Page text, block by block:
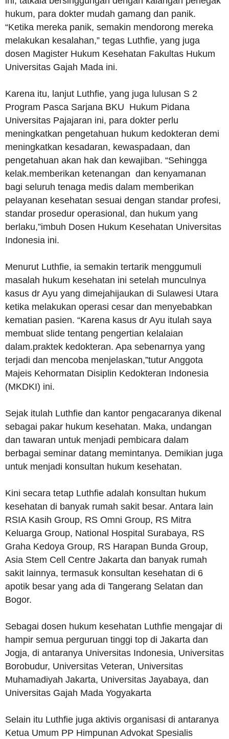
hukum, para dokter mudah gamang dan panik.
“Ketika mereka panik, semakin mendorong mereka
melakukan kesalahan,” tegas Luthfie, yang juga
dosen Magister Hukum Kesehatan Fakultas Hukum
Universitas Gajah Mada ini.
Karena itu, lanjut Luthfie, yang juga lulusan S 2
Program Pasca Sarjana BKU Hukum Pidana
Universitas Pajajaran ini, para dokter perlu
meningkatkan pengetahuan hukum kedokteran demi
meningkatkan kesadaran, kewaspadaan, dan
pengetahuan akan hak dan kewajiban. “Sehingga
kelak.memberikan ketenangan dan kenyamanan
bagi seluruh tenaga medis dalam memberikan
pelayanan kesehatan sesuai dengan standar profesi,
standar prosedur operasional, dan hukum yang
berlaku,”imbuh Dosen Hukum Kesehatan Universitas
Indonesia ini.
Menurut Luthfie, ia semakin tertarik menggumuli
masalah hukum kesehatan ini setelah munculnya
kasus dr Ayu yang dimejahijaukan di Sulawesi Utara
ketika melakukan operasi cesar dan menyebabkan
kematian pasien. “Karena kasus dr Ayu itulah saya
membuat slide tentang pengertian kelalaian
dalam.praktek kedokteran. Apa sebenarnya yang
terjadi dan mencoba menjelaskan,”tutur Anggota
Majeis Kehormatan Disiplin Kedokteran Indonesia
(MKDKI) ini.
Sejak itulah Luthfie dan kantor pengacaranya dikenal
sebagai pakar hukum kesehatan. Maka, undangan
dan tawaran untuk menjadi pembicara dalam
berbagai seminar datang memintanya. Demikian juga
untuk menjadi konsultan hukum kesehatan.
Kini secara tetap Luthfie adalah konsultan hukum
kesehatan di banyak rumah sakit besar. Antara lain
RSIA Kasih Group, RS Omni Group, RS Mitra
Keluarga Group, National Hospital Surabaya, RS
Graha Kedoya Group, RS Harapan Bunda Group,
Asia Stem Cell Centre Jakarta dan banyak rumah
sakit lainnya, termasuk konsultan kesehatan di 6
apotik besar yang ada di Tangerang Selatan dan
Bogor.
Sebagai dosen hukum kesehatan Luthfie mengajar di
hampir semua perguruan tinggi top di Jakarta dan
Jogja, di antaranya Universitas Indonesia, Universitas
Borobudur, Universitas Veteran, Universitas
Muhamadiyah Jakarta, Universitas Jayabaya, dan
Universitas Gajah Mada Yogyakarta
Selain itu Luthfie juga aktivis organisasi di antaranya
Ketua Umum PP Himpunan Advokat Spesialis